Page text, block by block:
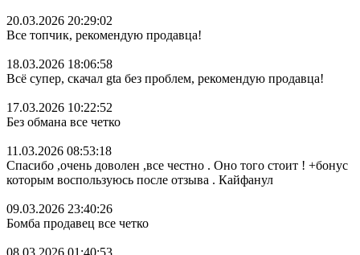
20.03.2026 20:29:02
Все топчик, рекомендую продавца!
18.03.2026 18:06:58
Всё супер, скачал gta без проблем, рекомендую продавца!
17.03.2026 10:22:52
Без обмана все четко
11.03.2026 08:53:18
Спасибо ,очень доволен ,все честно . Оно того стоит ! +бонус
которым воспользуюсь после отзыва . Кайфанул
09.03.2026 23:40:26
Бомба продавец все четко